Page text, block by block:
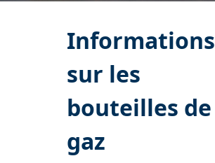
Informations
sur les
bouteilles de
gaz